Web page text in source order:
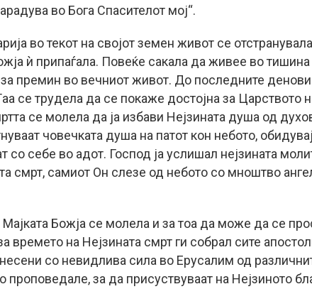
во Бога Спасителот мој“.
во текот на својот земен живот се
ѝ припаѓала. Повеќе сакала да живее во тишина
премин во вечниот живот. До последните
се трудела да се покаже достојна за Царството
се молела да ја избави Нејзината душа од
човечката душа на патот кон небото,
со себе во адот. Господ ја услишал нејзината
смрт, самиот Он слезе од небото со мноштво
Мајката Божја се молела и за тоа да може да се
времето на Нејзината смрт ги собрал сите
со невидлива сила во Ерусалим од
проповедале, за да присуствуваат на Нејзиното